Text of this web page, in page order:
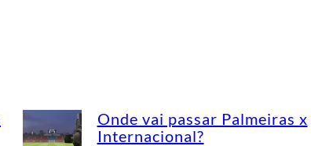
Onde vai passar Palmeiras x
Internacional?